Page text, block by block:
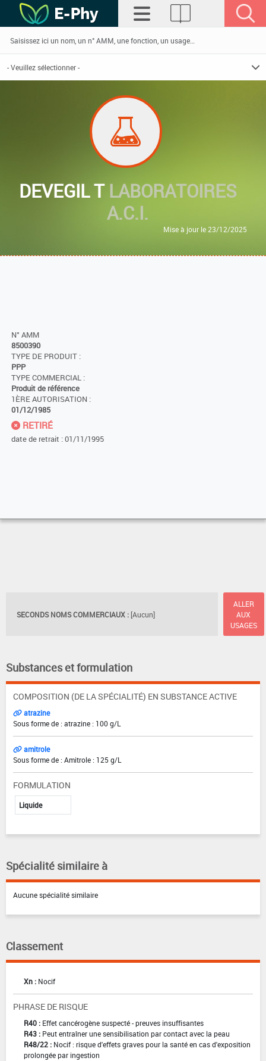
DEVEGIL TLABORATOIRES
A.C.I.
Mise à jour le 23/12/2025
N° AMM
8500390
TYPE DE PRODUIT :
PPP
TYPE COMMERCIAL :
Produit de référence
1ÈRE AUTORISATION :
01/12/1985
RETIRÉ
date de retrait : 01/11/1995
SECONDS NOMS COMMERCIAUX : [Aucun]
ALLER
AUX
USAGES
Substances et formulation
COMPOSITION (DE LA SPÉCIALITÉ) EN SUBSTANCE ACTIVE
atrazine
Sous forme de : atrazine : 100 g/L
amitrole
Sous forme de : Amitrole : 125 g/L
FORMULATION
Liquide
Spécialité similaire à
Aucune spécialité similaire
Classement
Xn : Nocif
PHRASE DE RISQUE
R40 : Effet cancérogène suspecté - preuves insuffisantes
R43 : Peut entraîner une sensibilisation par contact avec la peau
R48/22 : Nocif : risque d'effets graves pour la santé en cas d'exposition
prolongée par ingestion